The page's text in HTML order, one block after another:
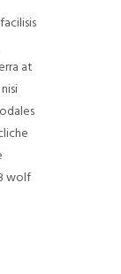
at
wolf